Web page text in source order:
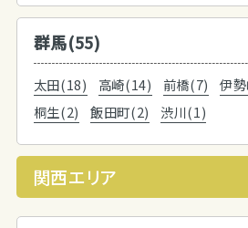
群馬(55)
太田(18) 高崎(14) 前橋(7) 伊
桐生(2)
飯田町(2) 渋川(1)
関西エリア